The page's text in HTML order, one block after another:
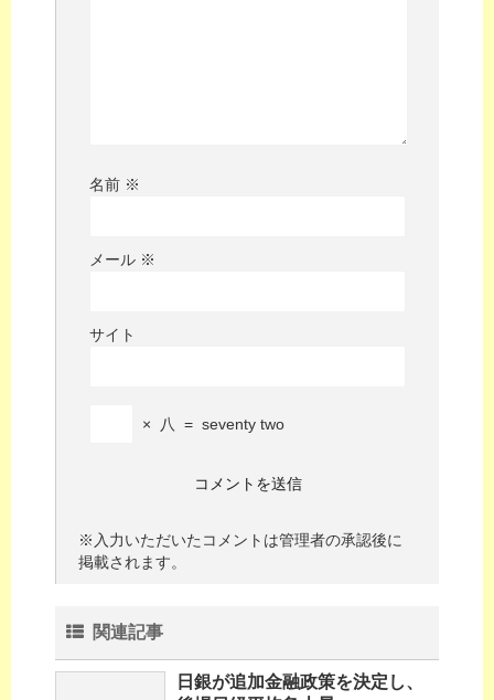
名前 ※
メール ※
サイト
× 八 = seventy two
※入力いただいたコメントは管理者の承認後に
掲載されます。
関連記事
日銀が追加金融政策を決定し、